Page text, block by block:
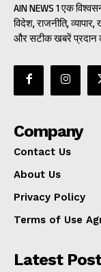
AIN NEWS 1 एक
विदेश, राजनीति,
और सटीक खबरें प्रदान
Company
Contact Us
About Us
Privacy Policy
Terms of Use
Latest